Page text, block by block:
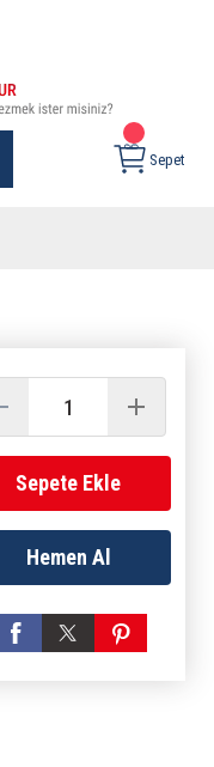
Sepet
Sepete Ekle
Hemen Al